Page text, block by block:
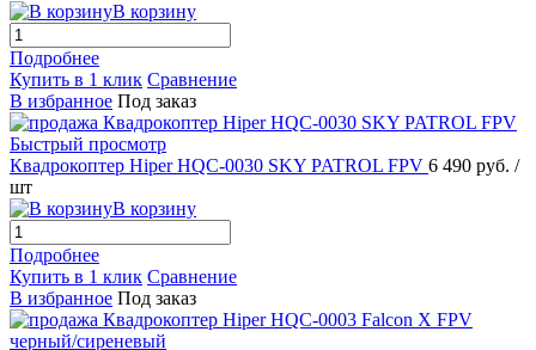
В корзину
Подробнее
Купить в 1 клик Сравнение
В избранное Под заказ
Быстрый просмотр
Квадрокоптер Hiper HQC-0030 SKY PATROL FPV 6 490 руб. /
шт
В корзину
Подробнее
Купить в 1 клик Сравнение
В избранное Под заказ